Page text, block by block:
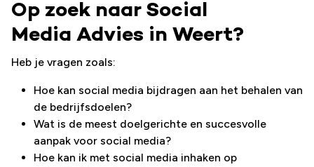
Op zoek naar Social
Media Advies in Weert?
Heb je vragen zoals:
Hoe kan social media bijdragen aan het behalen van
de bedrijfsdoelen?
Wat is de meest doelgerichte en succesvolle
aanpak voor social media?
Hoe kan ik met social media inhaken op